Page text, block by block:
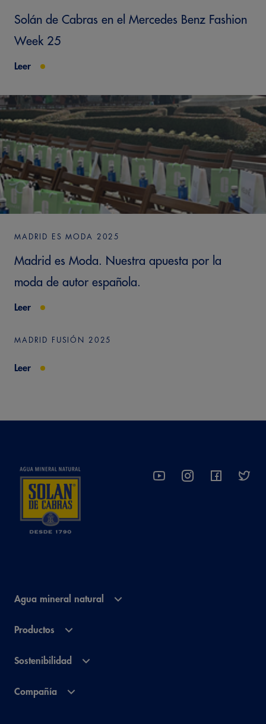
Solán de Cabras en el Mercedes Benz Fashion
Week 25
Leer
MADRID ES MODA 2025
Madrid es Moda. Nuestra apuesta por la
moda de autor española.
Leer
MADRID FUSIÓN 2025
Leer
Agua mineral natural
Productos
Sostenibilidad
Compañía